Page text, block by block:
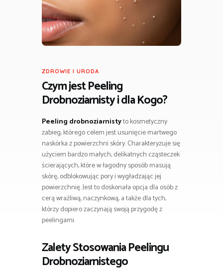
ZDROWIE I URODA
Czym jest Peeling
Drobnoziarnisty i dla Kogo?
Peeling drobnoziarnistyto kosmetyczny
zabieg, którego celem jest usunięcie martwego
naskórka z powierzchni skóry. Charakteryzuje się
użyciem bardzo małych, delikatnych cząsteczek
ścierających, które w łagodny sposób masują
skórę, odblokowując pory i wygładzając jej
powierzchnię. Jest to doskonała opcja dla osób z
cerą wrażliwą, naczynkową, a także dla tych,
którzy dopiero zaczynają swoją przygodę z
peelingami.
Zalety Stosowania Peelingu
Drobnoziarnistego